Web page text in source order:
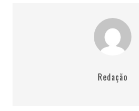
Redação